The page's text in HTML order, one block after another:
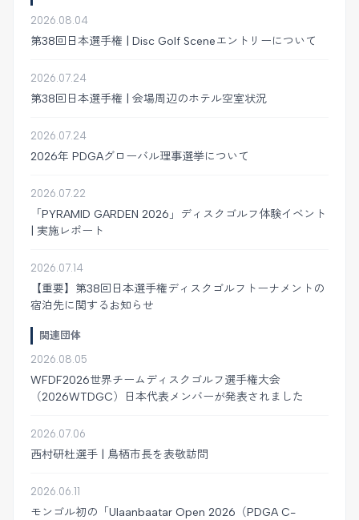
2026.08.04
第38回日本選手権 | Disc Golf Sceneエントリーについて
2026.07.24
第38回日本選手権 | 会場周辺のホテル空室状況
2026.07.24
2026年 PDGAグローバル理事選挙について
2026.07.22
「PYRAMID GARDEN 2026」ディスクゴルフ体験イベント
| 実施レポート
2026.07.14
【重要】第38回日本選手権ディスクゴルフトーナメントの
宿泊先に関するお知らせ
関連団体
2026.08.05
WFDF2026世界チームディスクゴルフ選手権大会
（2026WTDGC）日本代表メンバーが発表されました
2026.07.06
西村研杜選手 | 鳥栖市長を表敬訪問
2026.06.11
モンゴル初の「Ulaanbaatar Open 2026（PDGA C-